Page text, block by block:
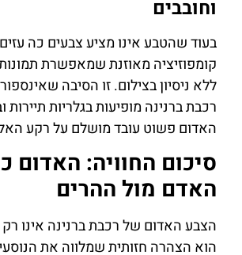
וחובבים
בעוד שהטבע אינו מציע צבעים כה
קומפוזיציה מאוזנת שמאפשרת
ללא ניסיון בצילום. זו הסיבה
רכבת ברנינה מופיעות בגלריות תיירות
האדום פשוט עובד מושלם על רקע
סיכום החוויה: האדום
האדם מול ההרים
הצבע האדום של רכבת ברנינה אינו רק
הוא הצהרה חזותית שמלווה את